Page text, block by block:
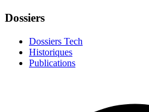
Dossiers
Dossiers Tech
Historiques
Publications